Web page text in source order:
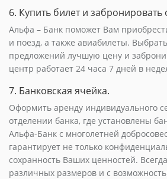
6. Купить билет и забронировать
Альфа – Банк поможет Вам
и поезд, а также авиабилеты.
предложений лучшую цену и
центр работает 24 часа 7 дней в
7. Банковская ячейка.
Оформить аренду индивидуального
отделении банка, где установлены
Альфа-Банк с многолетней
гарантирует не только
сохранность Ваших ценностей.
различных размеров и с